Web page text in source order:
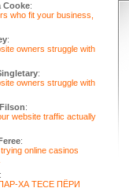
Cooke:
who fit your business,
:
owners struggle with
:
owners struggle with
:
website traffic actually
:
online casinos
:
ХА ТЕСЕ ПЁРИ